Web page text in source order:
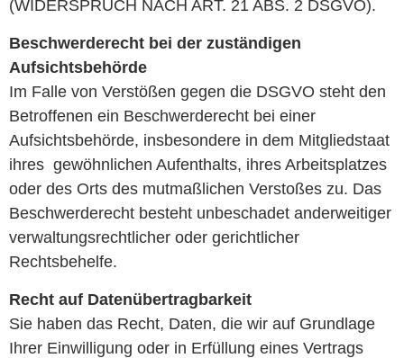
(WIDERSPRUCH NACH ART. 21 ABS. 2 DSGVO).
Beschwerderecht bei der zuständigen
Aufsichtsbehörde
Im Falle von Verstößen gegen die DSGVO steht den
Betroffenen ein Beschwerderecht bei einer
Aufsichtsbehörde, insbesondere in dem Mitgliedstaat
ihres gewöhnlichen Aufenthalts, ihres Arbeitsplatzes
oder des Orts des mutmaßlichen Verstoßes zu. Das
Beschwerderecht besteht unbeschadet anderweitiger
verwaltungsrechtlicher oder gerichtlicher
Rechtsbehelfe.
Recht auf Datenübertragbarkeit
Sie haben das Recht, Daten, die wir auf Grundlage
Ihrer Einwilligung oder in Erfüllung eines Vertrags